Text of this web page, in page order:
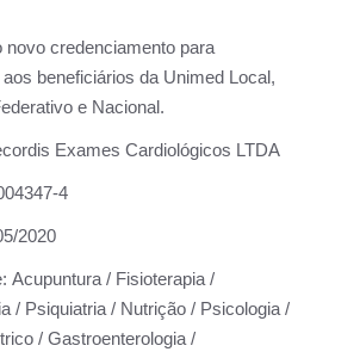
novo credenciamento para
beneficiários da Unimed Local,
e Nacional.
Exames Cardiológicos LTDA
4
2020
Acupuntura / Fisioterapia /
/ Psiquiatria / Nutrição / Psicologia /
/ Gastroenterologia /